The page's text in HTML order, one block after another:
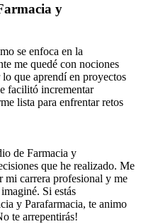
y
se enfoca en la
me quedé con nociones
que aprendí en proyectos
facilitó incrementar
lista para enfrentar retos
de Farmacia y
que he realizado. Me
mi carrera profesional y me
Si estás
y Parafarmacia, te animo
te arrepentirás!